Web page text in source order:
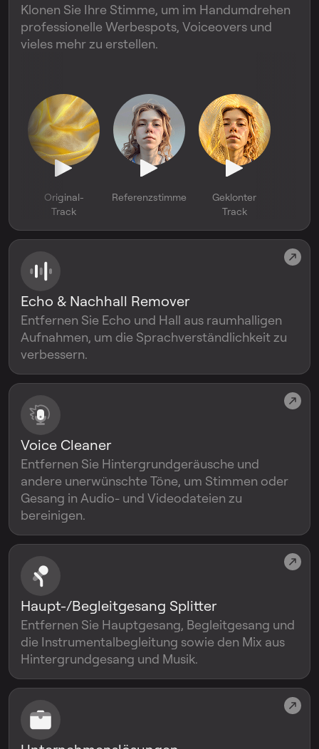
Voice Cleaner
Entfernen Sie Hintergrundgeräusche und
andere unerwünschte Töne, um Stimmen oder
Gesang in Audio- und Videodateien zu
bereinigen.
Klonen Sie Ihre Stimme, um im Handumdrehen
professionelle Werbespots, Voiceovers und
vieles mehr zu erstellen.
Original-
Track
Referenzstimme
Geklonter
Track
Echo & Nachhall Remover
Entfernen Sie Echo und Hall aus raumhalligen
Aufnahmen, um die Sprachverständlichkeit zu
verbessern.
Haupt-/Begleitgesang Splitter
Entfernen Sie Hauptgesang, Begleitgesang und
die Instrumentalbegleitung sowie den Mix aus
Hintergrundgesang und Musik.